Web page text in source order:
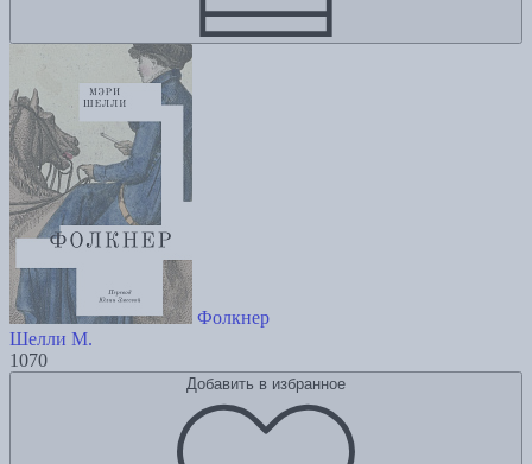
Фолкнер
Шелли М.
1070
Добавить в избранное